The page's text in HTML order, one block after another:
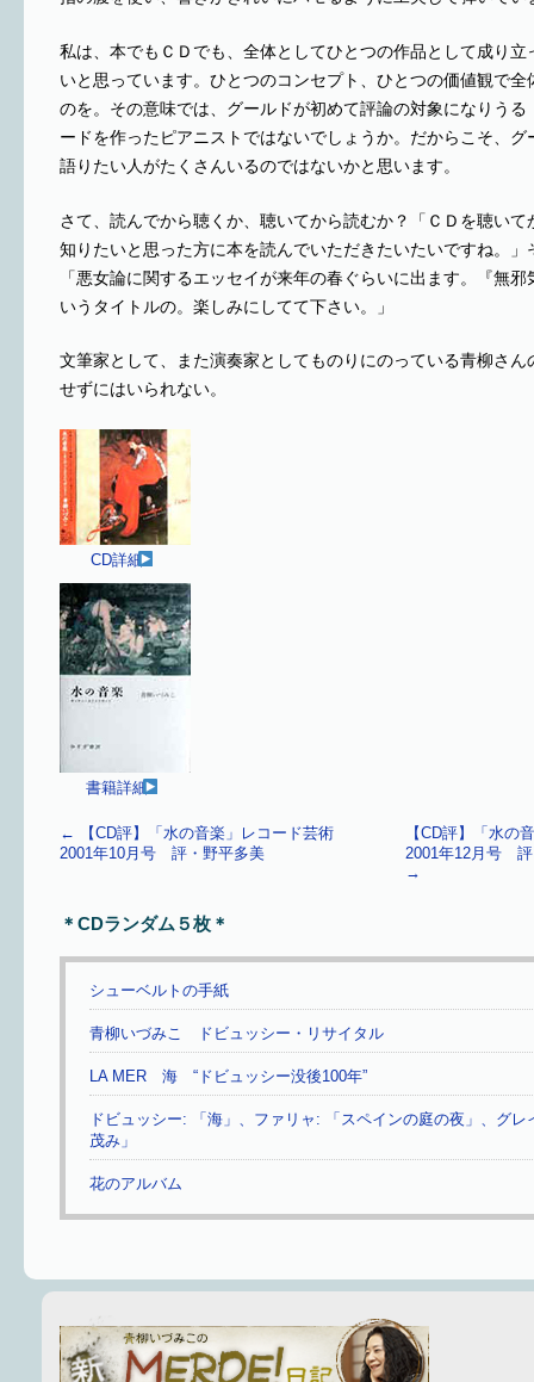
私は、本でもＣＤでも、全体としてひとつの作品として成り立
いと思っています。ひとつのコンセプト、ひとつの価値観で全
のを。その意味では、グールドが初めて評論の対象になりうる
ードを作ったピアニストではないでしょうか。だからこそ、グ
語りたい人がたくさんいるのではないかと思います。
さて、読んでから聴くか、聴いてから読むか？「ＣＤを聴いて
知りたいと思った方に本を読んでいただきたいたいですね。」
「悪女論に関するエッセイが来年の春ぐらいに出ます。『無
いうタイトルの。楽しみにしてて下さい。」
文筆家として、また演奏家としてものりにのっている青柳さん
せずにはいられない。
CD詳細
書籍詳細
←
【CD評】「水の音楽」レコード芸術
2001年10月号 評・野平多美
【CD評】「水
2001年12月号
→
＊CDランダム５枚＊
シューベルトの手紙
青柳いづみこ ドビュッシー・リサイタル
LA MER 海 “ドビュッシー没後100年”
ドビュッシー: 「海」、ファリャ: 「スペインの庭の夜」、グレ
茂み」
花のアルバム